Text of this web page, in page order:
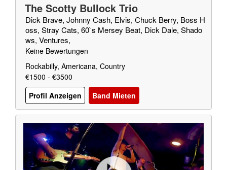
The Scotty Bullock Trio
Dick Brave, Johnny Cash, Elvis, Chuck Berry, Boss H
oss, Stray Cats, 60`s Mersey Beat, Dick Dale, Shado
ws, Ventures,
Keine Bewertungen
Rockabilly, Americana, Country
€1500 - €3500
Profil Anzeigen
Band Mieten